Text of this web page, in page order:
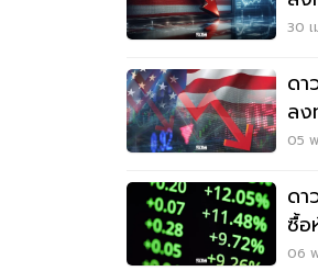
ดอ
30
ดา
ลง
ตึง
05
ดา
ซื้
นิว
06